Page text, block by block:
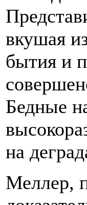
вкушая
бытия и
Бедные
на
Меллер,